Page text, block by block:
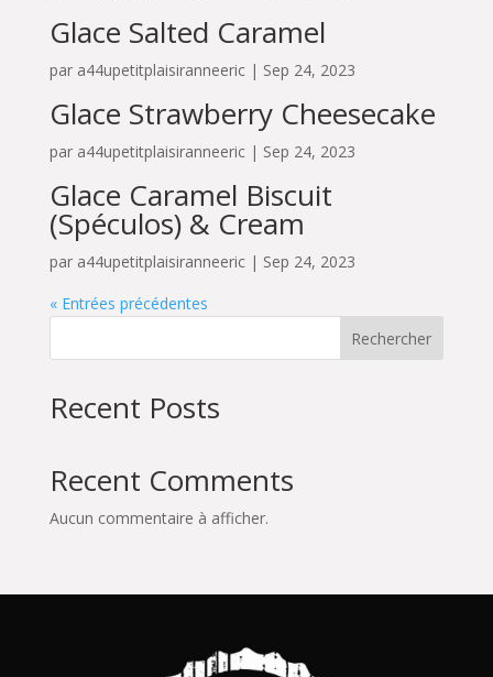
Glace Salted Caramel
par a44upetitplaisiranneeric| Sep 24, 2023
Glace Strawberry Cheesecake
par a44upetitplaisiranneeric| Sep 24, 2023
Glace Caramel Biscuit
(Spéculos) & Cream
par a44upetitplaisiranneeric| Sep 24, 2023
« Entrées précédentes
Rechercher
Recent Posts
Recent Comments
Aucun commentaire à afficher.